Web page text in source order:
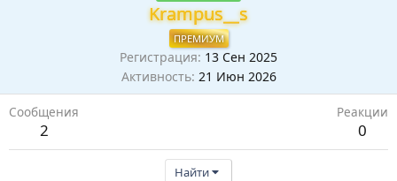
Krampus__s
ПРЕМИУМ
Регистрация 13 Сен 2025
Активность 21 Июн 2026
Сообщения
2
Реакции
0
Найти